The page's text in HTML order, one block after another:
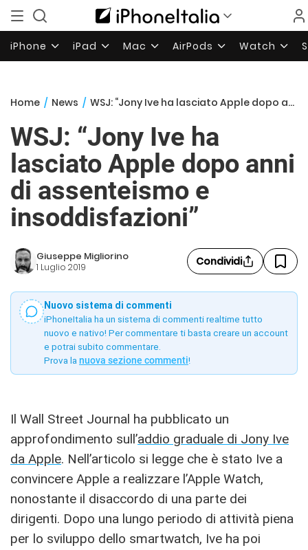
iPhone iPad Mac AirPods Watch
Home / News / WSJ: “Jony Ive ha lasciato Apple dopo anni di assenteismo e insoddisfazioni”
WSJ: “Jony Ive ha
lasciato Apple dopo anni
di assenteismo e
insoddisfazioni”
Giuseppe Migliorino
1 Luglio 2019 Condividi
Nuovo sistema di commenti
iPhoneItalia ha un sistema di commenti realtime tutto
nuovo e nativo! Per commentare ti basta creare un account
e potrai subito commentare.
Prova la nuova sezione commenti!
Il Wall Street Journal ha pubblicato un
approfondimento sull’addio graduale di Jony Ive
da Apple. Nell’articolo si legge che è stato Ive a
convincere Apple a realizzare l’Apple Watch,
nonostante il disaccordo di una parte dei
dirigenti. Dopo una lungo periodo di attività piena
per lo sviluppo dello smartwatch, Ive ha poi